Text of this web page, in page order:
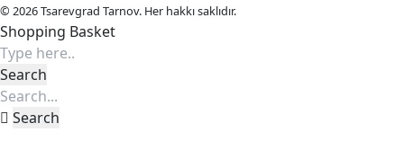
© 2026 Tsarevgrad Tarnov. Her hakkı saklıdır.
Shopping Basket